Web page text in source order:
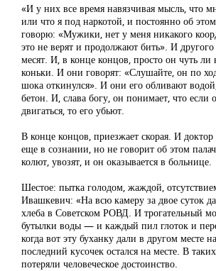
«И у них все время навязчивая мысль, что
или что я под наркотой, и постоянно об
говорю: «Мужики, нет у меня никакого
это не верят и продолжают бить». И
месят. И, в конце концов, просто он чуть ли
коньки. И они говорят: «Слушайте, он по
шока откинулся». И они его обливают
бетон. И, слава богу, он понимает, что если
двигаться, то его убьют.
В конце концов, приезжает скорая. И
еще в сознании, но не говорит об этом
колют, увозят, и он оказывается в больнице.
Шестое: пытка голодом, жаждой,
Ивашкевич: «На всю камеру за двое суток
хлеба в Советском РОВД. И трогательный
бутылки воды — и каждый пил глоток и
когда вот эту буханку дали в другом месте
последний кусочек остался на месте. В
потеряли человеческое достоинство.